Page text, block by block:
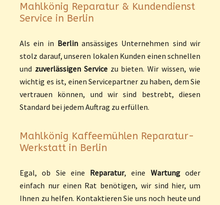
Mahlkönig Reparatur & Kundendienst
Service in Berlin
Als ein in Berlinansässiges Unternehmen sind wir
stolz darauf, unseren lokalen Kunden einen schnellen
und zuverlässigen Servicezu bieten. Wir wissen, wie
wichtig es ist, einen Servicepartner zu haben, dem Sie
vertrauen können, und wir sind bestrebt, diesen
Standard bei jedem Auftrag zu erfüllen.
Mahlkönig Kaffeemühlen Reparatur-
Werkstatt in Berlin
Egal, ob Sie eine Reparatur, eine Wartungoder
einfach nur einen Rat benötigen, wir sind hier, um
Ihnen zu helfen. Kontaktieren Sie uns noch heute und